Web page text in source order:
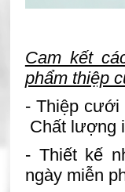
Cam kết
phẩm thiệp
- Thiệp cưới
Chất lượng
- Thiết kế
ngày miễn